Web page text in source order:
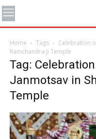
Home Tags
Celebration
Ramchandra Ji Temple
Tag:
Janmotsav in
Temple